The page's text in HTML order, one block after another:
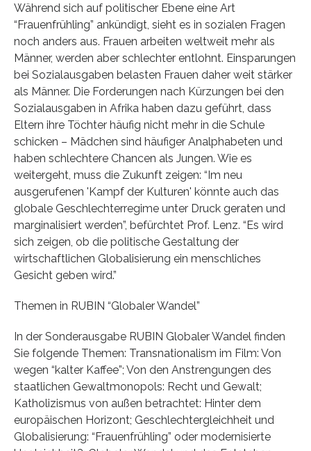
Während sich auf politischer Ebene eine Art
“Frauenfrühling” ankündigt, sieht es in sozialen Fragen
noch anders aus. Frauen arbeiten weltweit mehr als
Männer, werden aber schlechter entlohnt. Einsparungen
bei Sozialausgaben belasten Frauen daher weit stärker
als Männer. Die Forderungen nach Kürzungen bei den
Sozialausgaben in Afrika haben dazu geführt, dass
Eltern ihre Töchter häufig nicht mehr in die Schule
schicken – Mädchen sind häufiger Analphabeten und
haben schlechtere Chancen als Jungen. Wie es
weitergeht, muss die Zukunft zeigen: “Im neu
ausgerufenen 'Kampf der Kulturen' könnte auch das
globale Geschlechterregime unter Druck geraten und
marginalisiert werden”, befürchtet Prof. Lenz. “Es wird
sich zeigen, ob die politische Gestaltung der
wirtschaftlichen Globalisierung ein menschliches
Gesicht geben wird.”
Themen in RUBIN “Globaler Wandel”
In der Sonderausgabe RUBIN Globaler Wandel finden
Sie folgende Themen: Transnationalism im Film: Von
wegen “kalter Kaffee”; Von den Anstrengungen des
staatlichen Gewaltmonopols: Recht und Gewalt;
Katholizismus von außen betrachtet: Hinter dem
europäischen Horizont; Geschlechtergleichheit und
Globalisierung: “Frauenfrühling” oder modernisierte